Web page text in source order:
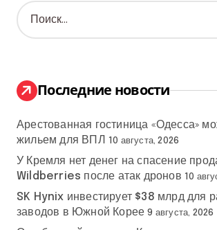
Н
а
:
Последние новости
Арестованная гостиница «Одесса»
жильем для ВПЛ
10 августа, 2026
У Кремля нет денег на спасение
Wildberries после атак дронов 10
SK Hynix инвестирует $38 млрд для
заводов в Южной Корее 9 августа, 2026